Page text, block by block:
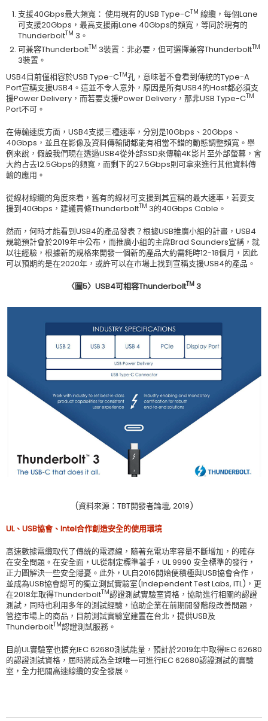
支援40Gbps最大頻寬： 使用現有的USB Type-CTM 線纜，每個Lane
可支援20Gbps，最高支援兩Lane 40Gbps的頻寬，等同於現有的
ThunderboltTM 3。
可兼容ThunderboltTM 3裝置：非必要，但可選擇兼容ThunderboltTM
3裝置。
USB4目前僅相容於USB Type-CTM孔，意味著不會看到傳統的Type-A
Port宣稱支援USB4。這並不令人意外，原因是所有USB4的Host都必須支
援Power Delivery，而若要支援Power Delivery，那非USB Type-CTM
Port不可。
在傳輸速度方面，USB4支援三種速率，分別是10Gbps、20Gbps、
40Gbps，並且在影像及資料傳輸間都能有相當不錯的動態調整頻寬。舉
例來說，假設我們現在透過USB4從外部SSD來傳輸4K影片至外部螢幕，會
大約占去12.5Gbps的頻寬，而剩下的27.5Gbps則可拿來進行其他資料傳
輸的應用。
從線材線纜的角度來看，舊有的線材可支援到其宣稱的最大速率，若要支
援到40Gbps，建議買條ThunderboltTM 3的40Gbps Cable。
然而，何時才能看到USB4的產品發表？根據USB推廣小組的計畫，USB4
規範預計會於2019年中公布，而推廣小組的主席Brad Saunders宣稱，就
以往經驗，根據新的規格來開發一個新的產品大約需耗時12-18個月，因此
可以預期的是在2020年，或許可以在市場上找到宣稱支援USB4的產品。
〈圖5〉 USB4可相容ThunderboltTM 3
(資料來源：TBT開發者論壇, 2019)
UL、 USB協會、 Intel合作創造安全的使用環境
高速數據電纜取代了傳統的電源線，隨著充電功率容量不斷增加，的確存
在安全問題。在安全面，UL從制定標準著手，UL 9990 安全標準的發行，
正力圖解決一些安全隱憂。此外，UL自2016開始便積極與USB協會合作，
並成為USB協會認可的獨立測試實驗室(Independent Test Labs, ITL)，更
在2018年取得ThunderboltTM認證測試實驗室資格，協助進行相關的認證
測試，同時也利用多年的測試經驗，協助企業在前期開發階段改善問題，
管控市場上的商品，目前測試實驗室建置在台北，提供USB及
ThunderboltTM認證測試服務。
目前UL實驗室也擴充IEC 62680測試能量，預計於2019年中取得IEC 62680
的認證測試資格，屆時將成為全球唯一可進行IEC 62680認證測試的實驗
室，全力把關高速線纜的安全發展。